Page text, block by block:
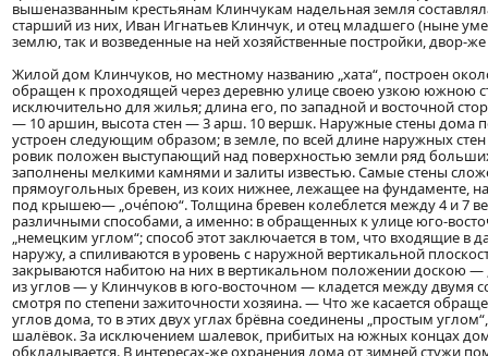
вышеназванным крестьянам Клинчукам надельная земля
старший из них, Иван Игнатьев Клинчук, и отец младшего (ныне
землю, так и возведенные на ней хозяйственные постройки, двор-
Жилой дом Клинчуков, но местному названию „хата“, построен
обращен к проходящей через деревню улице своею узкою южною
исключительно для жилья; длина его, по западной и восточной
— 10 аршин, высота стен — 3 арш. 10 вершк. Наружные стены дома
устроен следующим образом; в земле, по всей длине наружных
ровик положен выступающий над поверхностью земли ряд
заполнены мелкими камнями и залиты известью. Самые стены
прямоугольных бревен, из коих нижнее, лежащее на фундаменте,
под крышею— „оче́пою“. Толщина бревен колеблется между 4 и 7
различными способами, а именно: в обращенных к улице юго-
„немецким углом“; способ этот заключается в том, что входящие в
наружу, а спиливаются в уровень с наружной вертикальной
закрываются набитою на них в вертикальном положении доскою
из углов — у Клинчуков в юго-восточном — кладется между двумя
смотря по степени зажиточности хозяина. — Что же касается
углов дома, то в этих двух углах брёвна соединены „простым
шалёвок. За исключением шалевок, прибитых на южных концах